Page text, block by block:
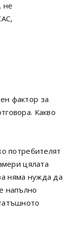
не
фактор за
Какво
потребителят
цялата
няма нужда да
напълно